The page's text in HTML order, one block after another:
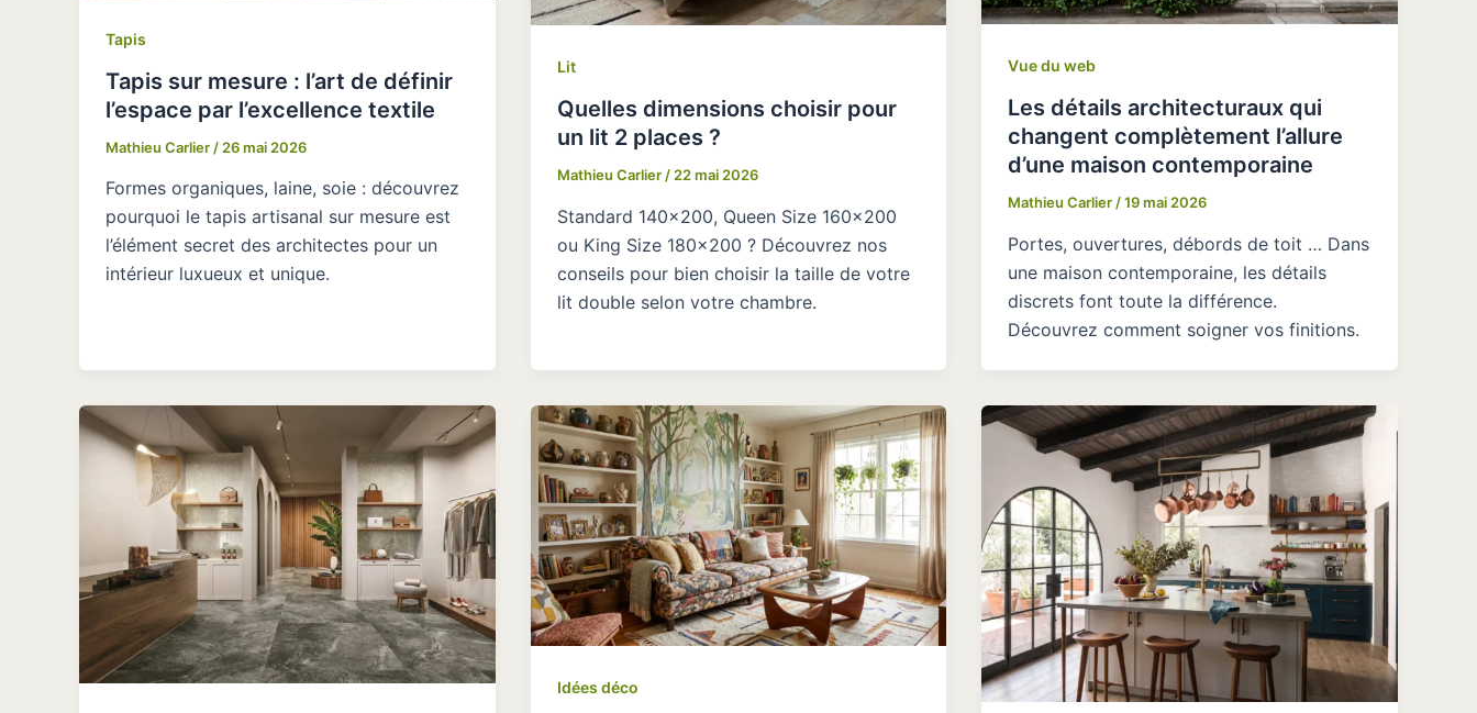
Tapis
Tapis sur mesure : l’art de définir
l’espace par l’excellence textile
Mathieu Carlier / 26 mai 2026
Formes organiques, laine, soie : découvrez
pourquoi le tapis artisanal sur mesure est
l’élément secret des architectes pour un
intérieur luxueux et unique.
Lit
Quelles dimensions choisir pour
un lit 2 places ?
Mathieu Carlier / 22 mai 2026
Standard 140×200, Queen Size 160×200
ou King Size 180×200 ? Découvrez nos
conseils pour bien choisir la taille de votre
lit double selon votre chambre.
Vue du web
Les détails architecturaux qui
changent complètement l’allure
d’une maison contemporaine
Mathieu Carlier/19 mai 2026
Portes, ouvertures, débords de toit … Dans
une maison contemporaine, les détails
discrets font toute la différence.
Découvrez comment soigner vos finitions.
Idées déco